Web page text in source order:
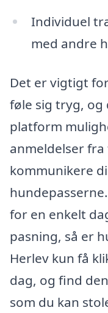
Individuel
med andre
Det er vigtigt
føle sig tryg,
platform
anmeldelser
kommunikere
for en enkelt
pasning, så er
Herlev kun få
dag, og find
som du kan